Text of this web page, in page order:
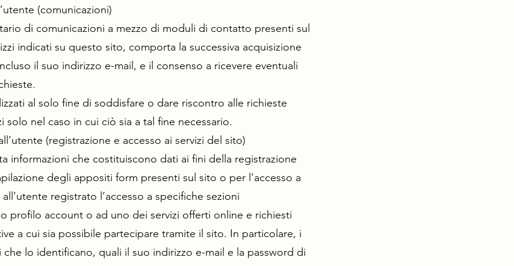
(comunicazioni)
di comunicazioni a mezzo di moduli di contatto presenti sul
indicati su questo sito, comporta la successiva acquisizione
il suo indirizzo e-mail, e il consenso a ricevere eventuali
al solo fine di soddisfare o dare riscontro alle richieste
nel caso in cui ciò sia a tal fine necessario.
(registrazione e accesso ai servizi del sito)
informazioni che costituiscono dati ai fini della registrazione
degli appositi form presenti sul sito o per l’accesso a
registrato l’accesso a specifiche sezioni
profilo account o ad uno dei servizi offerti online e richiesti
a cui sia possibile partecipare tramite il sito. In particolare, i
lo identificano, quali il suo indirizzo e-mail e la password di